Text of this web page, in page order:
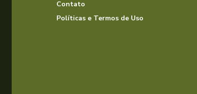
Contato
Políticas e Termos de Uso